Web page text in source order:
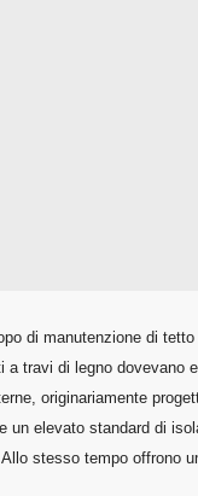
di manutenzione di
travi di legno dovevano
originariamente
un elevato standard di
stesso tempo offrono